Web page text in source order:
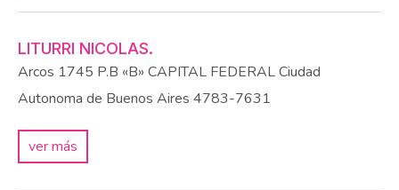
LITURRI NICOLAS.
Arcos 1745 P.B «B» CAPITAL FEDERALCiudad
Autonoma de Buenos Aires 4783-7631
ver más